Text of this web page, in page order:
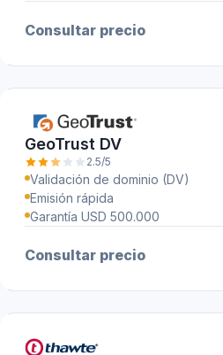
GeoTrust DV
2.5/5
Validación de dominio (DV)
Emisión rápida
Garantía USD 500.000
Consultar precio
Consultar precio